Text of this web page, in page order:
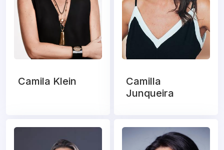
Camila Klein
Camilla
Junqueira